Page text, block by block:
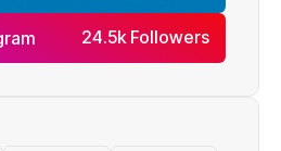
24.5k Followers